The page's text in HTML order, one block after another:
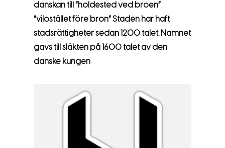
danskan till ”holdested ved broen”
”vilostället före bron” Staden har haft
stadsrättigheter sedan 1200 talet. Namnet
gavs till släkten på 1600 talet av den
danske kungen